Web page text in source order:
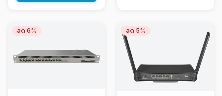
ลด 6% ลด 5%